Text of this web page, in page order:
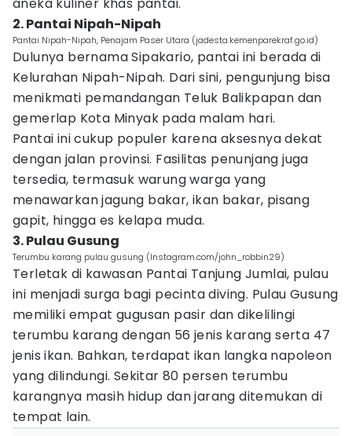
2. Pantai Nipah-Nipah
Pantai Nipah-Nipah, Penajam Paser Utara (jadesta.kemenparekraf.go.id)
Dulunya bernama Sipakario, pantai ini berada di
Kelurahan Nipah-Nipah. Dari sini, pengunjung bisa
menikmati pemandangan Teluk Balikpapan dan
gemerlap Kota Minyak pada malam hari.
Pantai ini cukup populer karena aksesnya dekat
dengan jalan provinsi. Fasilitas penunjang juga
tersedia, termasuk warung warga yang
menawarkan jagung bakar, ikan bakar, pisang
gapit, hingga es kelapa muda.
3. Pulau Gusung
Terumbu karang pulau gusung (Instagram.com/john_robbin29)
Terletak di kawasan Pantai Tanjung Jumlai, pulau
ini menjadi surga bagi pecinta diving. Pulau Gusung
memiliki empat gugusan pasir dan dikelilingi
terumbu karang dengan 56 jenis karang serta 47
jenis ikan. Bahkan, terdapat ikan langka napoleon
yang dilindungi. Sekitar 80 persen terumbu
karangnya masih hidup dan jarang ditemukan di
tempat lain.